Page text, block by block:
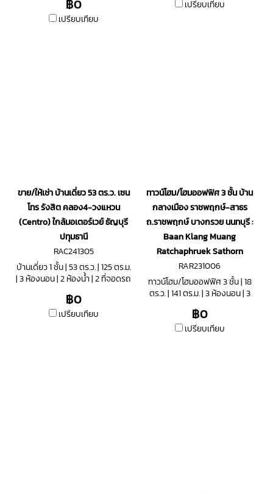
฿0
เปรียบเทียบ
เปรียบเทียบ
ขาย/ให้เช่า บ้านเดี่ยว 53 ตร.ว. เซน
โทร รังสิต คลอง4-วงแหวน
(Centro) ใกล้มอเตอร์เวย์ ธัญบุรี
ปทุมธานี
RAC241305
บ้านเดี่ยว 1 ชั้น | 53 ตร.ว. | 125 ตร.ม.
| 3 ห้องนอน | 2 ห้องน้ำ | 2 ที่จอดรถ
฿0
เปรียบเทียบ
ทาวน์โฮม/โฮมออฟฟิศ 3 ชั้น บ้าน
กลางเมือง ราชพฤกษ์-สาธร
ถ.ราชพฤกษ์ บางกรวย นนทบุรี :
Baan Klang Muang
Ratchaphruek Sathorn
RAR231006
ทาวน์โฮม/โฮมออฟฟิศ 3 ชั้น | 18
ตร.ว. | 141 ตร.ม. | 3 ห้องนอน | 3
฿0
เปรียบเทียบ